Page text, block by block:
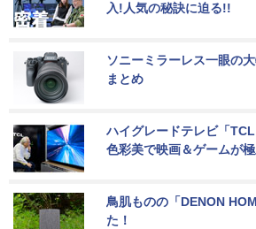
入!人気の秘訣に迫る!!
ソニーミラーレス一眼の
まとめ
ハイグレードテレビ「
色彩美で映画＆ゲームが
鳥肌ものの「DENON
た！